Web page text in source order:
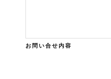
お問い合せ内容